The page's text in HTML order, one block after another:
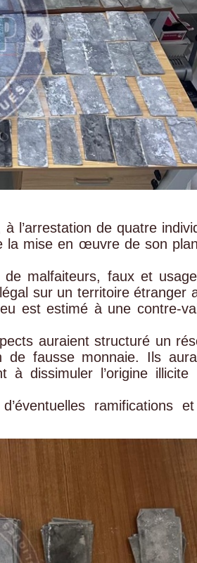
l’arrestation de quatre
la mise en œuvre de son
malfaiteurs, faux et
sur un territoire étranger
est estimé à une contre-
auraient structuré un
fausse monnaie. Ils
à dissimuler l’origine illicite
ramifications